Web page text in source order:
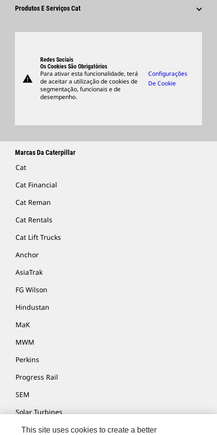
Inovação
Fornecedores
Produtos E Serviços Cat
Suporte
Merchandise
Encontrar Um Revendedor
warning
Redes Sociais
Os Cookies São Obrigatórios
Para ativar esta funcionalidade, terá
de aceitar a utilização de cookies de
segmentação, funcionais e de
desempenho.
Configurações
De Cookie
Marcas Da Caterpillar
Cat
Cat Financial
Cat Reman
Cat Rentals
Cat Lift Trucks
Anchor
AsiaTrak
FG Wilson
Hindustan
MaK
MWM
Perkins
Progress Rail
SEM
Solar Turbines
SPM Oil & Gas
This site uses cookies to create a better